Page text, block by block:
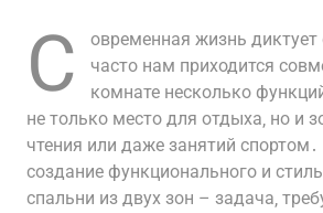
С
овременная жизнь диктует
часто нам приходится
комнате несколько
не только место для отдыха‚ но и
чтения или даже занятий
создание функционального и
спальни из двух зон – задача‚